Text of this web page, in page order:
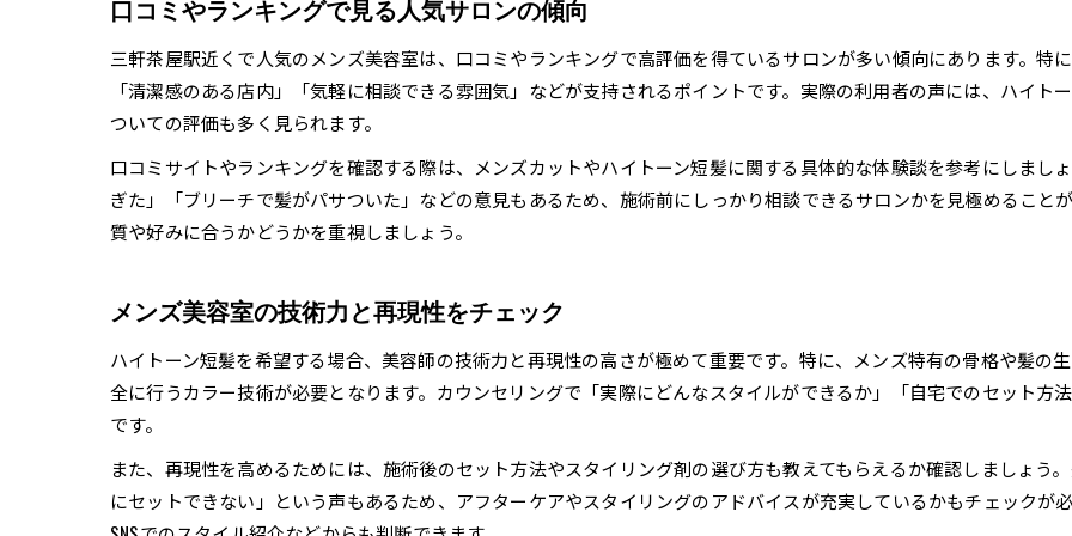
口コミやランキングで見る人気サロンの傾向
三軒茶屋駅近くで人気のメンズ美容室は、口コミやランキングで高評価を得ているサロンが多い傾向にあります。特
「清潔感のある店内」「気軽に相談できる雰囲気」などが支持されるポイントです。実際の利用者の声には、ハイ
ついての評価も多く見られます。
口コミサイトやランキングを確認する際は、メンズカットやハイトーン短髪に関する具体的な体験談を参考にしまし
ぎた」「ブリーチで髪がパサついた」などの意見もあるため、施術前にしっかり相談できるサロンかを見極めること
質や好みに合うかどうかを重視しましょう。
メンズ美容室の技術力と再現性をチェック
ハイトーン短髪を希望する場合、美容師の技術力と再現性の高さが極めて重要です。特に、メンズ特有の骨格や髪の
全に行うカラー技術が必要となります。カウンセリングで「実際にどんなスタイルができるか」「自宅でのセット方
です。
また、再現性を高めるためには、施術後のセット方法やスタイリング剤の選び方も教えてもらえるか確認しましょう
にセットできない」という声もあるため、アフターケアやスタイリングのアドバイスが充実しているかもチェックが